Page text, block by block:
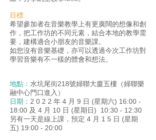
目標
希望參加者在音樂教學上有更廣闊的想像和創
作，把工作坊的不同元素，結合本地的教學需
要，建構適合小朋友的音樂課。
如您沒有音樂基礎，亦可以透過今次工作坊對
學習音樂有不一樣的體會和想法。
地點： 水坑尾街218號婦聯大廈五樓（婦聯樂
融中心門口進入）
日期： 2 0 2 2 年 4 月 9 日 (星期六) 16:00 -
18:00 及 4 月 10 日 (星期日) 10:30 - 12:30
另有一天是線上課， 預定 4 月 1 5 日 (星期
五) 19:00 - 20:00